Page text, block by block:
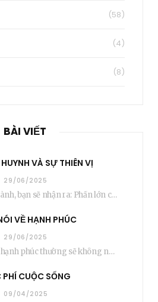
(58)
(4)
(8)
BÀI VIẾT
VÀ SỰ THIÊN VỊ
29/06/2025
Khi bạn đủ trưởng thành, bạn sẽ nhận ra: Phần lớn các bậc phụ huynh…
VỀ HẠNH PHÚC
29/06/2025
Những người thật sự hạnh phúc thường sẽ không nói cụ thể rằng bạn “phải”…
CUỘC SỐNG
09/04/2025